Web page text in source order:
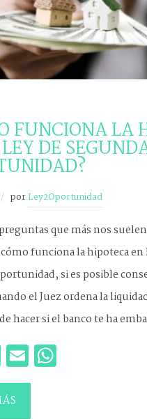
FUNCIONA LA
DE
porLey2Oportunidad
que más nos
funciona la hipoteca en
si es posible
el Juez ordena la
hacer si el banco te ha
Twitter
Email